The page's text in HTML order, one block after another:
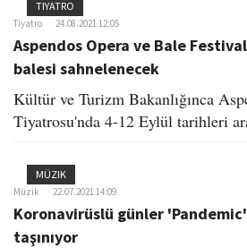
TIYATRO
Tiyatro 24.08.2021 12:05
Aspendos Opera ve Bale
balesi sahnelenecek
Kültür ve Turizm Bakanlığınca
Tiyatrosu'nda 4-12 Eylül tarihleri
MÜZIK
Müzik 22.07.2021 14:09
Koronavirüslü günler
taşınıyor